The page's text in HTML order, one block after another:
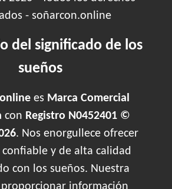
- soñarcon.online
del significado de los
sueños
es Marca Comercial
con Registro N0452401 ©
. Nos enorgullece ofrecer
y de alta calidad
con los sueños. Nuestra